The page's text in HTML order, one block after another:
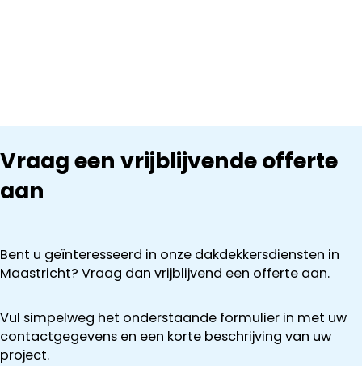
Vraag een vrijblijvende offerte
aan
Bent u geïnteresseerd in onze dakdekkersdiensten in
Maastricht? Vraag dan vrijblijvend een offerte aan.
Vul simpelweg het onderstaande formulier in met uw
contactgegevens en een korte beschrijving van uw
project.